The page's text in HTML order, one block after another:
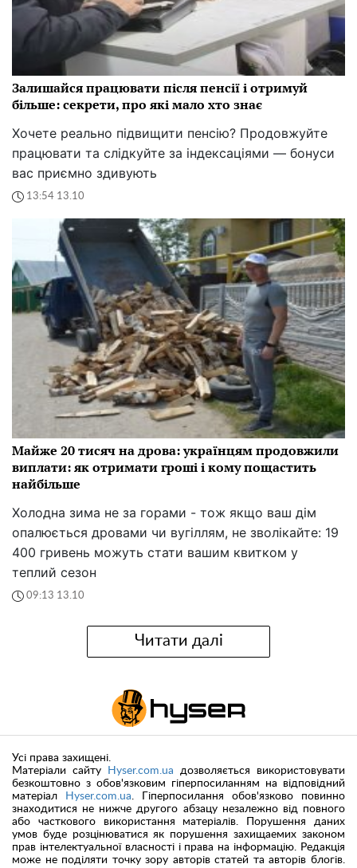
Залишайся працювати після пенсії і отримуй
більше: секрети, про які мало хто знає
Хочете реально підвищити пенсію? Продовжуйте
працювати та слідкуйте за індексаціями — бонуси
вас приємно здивують
13:54 13.10
Майже 20 тисяч на дрова: українцям продовжили
виплати: як отримати гроші і кому пощастить
найбільше
Холодна зима не за горами - тож якщо ваш дім
опалюється дровами чи вугіллям, не зволікайте: 19
400 гривень можуть стати вашим квитком у
теплий сезон
09:13 13.10
Читати далі
Усі права захищені.
Матеріали сайту
Hyser.com.ua дозволяється використовувати
безкоштовно з обов'язковим гіперпосиланням на відповідний
матеріал
Hyser.com.ua . Гіперпосилання обов'язково повинно
знаходитися не нижче другого абзацу незалежно від повного
або часткового використання матеріалів. Порушення даних
умов буде розцінюватися як порушення захищаемих законом
прав інтелектуальної власності і права на інформацію. Редакція
може не поділяти точку зору авторів статей та авторів блогів.